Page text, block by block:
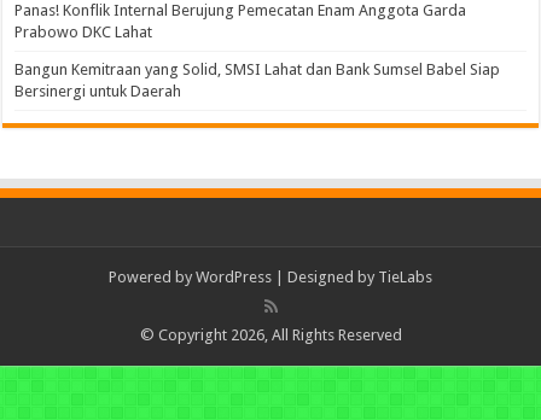
Panas! Konflik Internal Berujung Pemecatan Enam Anggota Garda
Prabowo DKC Lahat
Bangun Kemitraan yang Solid, SMSI Lahat dan Bank Sumsel Babel Siap
Bersinergi untuk Daerah
Powered by WordPress | Designed by TieLabs
© Copyright 2026, All Rights Reserved